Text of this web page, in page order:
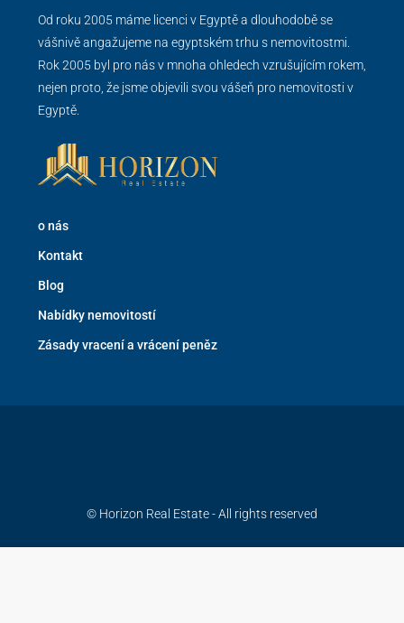
Od roku 2005 máme licenci v Egyptě a dlouhodobě se
vášnivě angažujeme na egyptském trhu s nemovitostmi.
Rok 2005 byl pro nás v mnoha ohledech vzrušujícím rokem,
nejen proto, že jsme objevili svou vášeň pro nemovitosti v
Egyptě.
o nás
Kontakt
Blog
Nabídky nemovitostí
Zásady vracení a vrácení peněz
© Horizon Real Estate - All rights reserved